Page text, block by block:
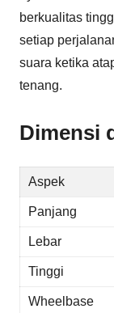
berkualitas
setiap
suara ketika
tenang.
Dimensi
Aspek
Panjang
Lebar
Tinggi
Wheelbase